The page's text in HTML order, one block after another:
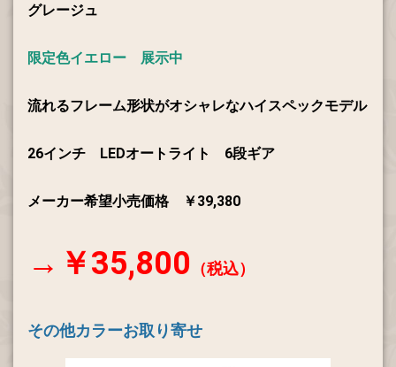
グレージュ
限定色イエロー 展示中
流れるフレーム形状がオシャレなハイスペックモデル
26インチ LEDオートライト 6段ギア
メーカー希望小売価格 ￥39,380
→￥35,800 （税込）
その他カラーお取り寄せ